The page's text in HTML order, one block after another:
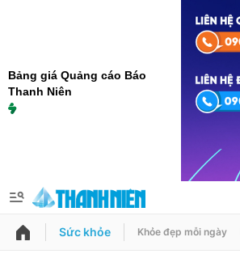
Bảng giá Quảng cáo Báo
Thanh Niên
QUẢNG CÁO ĐẶT BÁO
Sức khỏe Khỏe đẹp mỗi ngày